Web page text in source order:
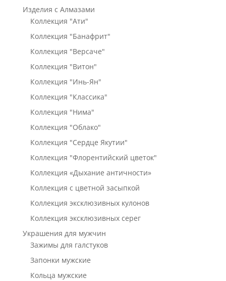
Изделия с Алмазами
Коллекция "Ати"
Коллекция "Банафрит"
Коллекция "Версаче"
Коллекция "Витон"
Коллекция "Инь-Ян"
Коллекция "Классика"
Коллекция "Нима"
Коллекция "Облако"
Коллекция "Сердце Якутии"
Коллекция "Флорентийский цветок"
Коллекция «Дыхание античности»
Коллекция с цветной засыпкой
Коллекция эксклюзивных кулонов
Коллекция эксклюзивных серег
Украшения для мужчин
Зажимы для галстуков
Запонки мужские
Кольца мужские